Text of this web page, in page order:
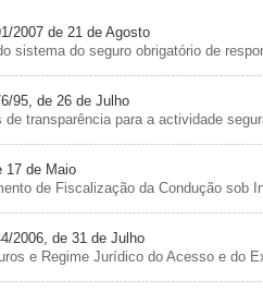
2007 de 21 de Agosto
sistema do seguro obrigatório de
95, de 26 de Julho
de transparência para a actividade
17 de Maio
de Fiscalização da Condução sob
2006, de 31 de Julho
e Regime Jurídico do Acesso e do